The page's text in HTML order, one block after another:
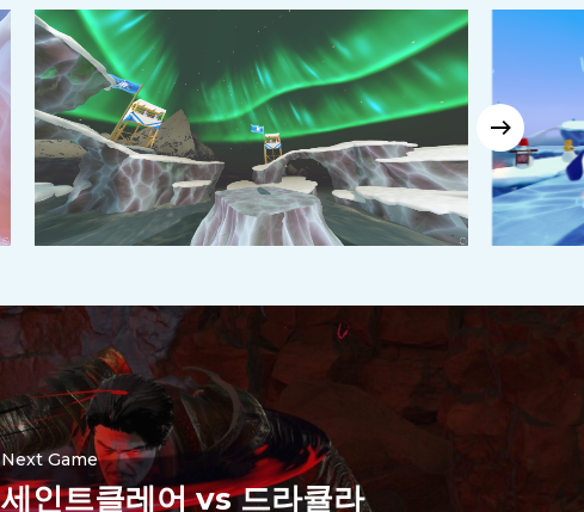
Next Game
세인트클레어 vs 드라큘라
Русский
हिन्दी
Polski
Nederlands